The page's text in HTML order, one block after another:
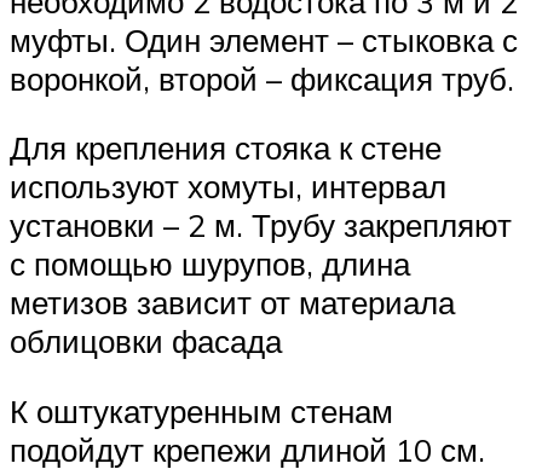
муфты. Один элемент – стыковка с
воронкой, второй – фиксация труб.
Для крепления стояка к стене
используют хомуты, интервал
установки – 2 м. Трубу закрепляют
с помощью шурупов, длина
метизов зависит от материала
облицовки фасада
К оштукатуренным стенам
подойдут крепежи длиной 10 см.